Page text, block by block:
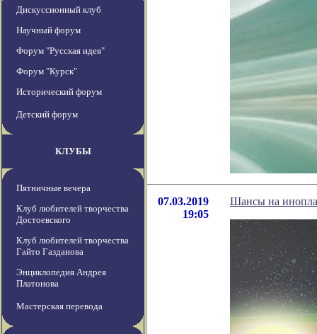
Дискуссионный клуб
Научный форум
Форум "Русская идея"
Форум "Курск"
Исторический форум
Детский форум
КЛУБЫ
Пятничные вечера
Клуб любителей творчества
Достоевского
Клуб любителей творчества
Гайто Газданова
Энциклопедия Андрея
Платонова
Мастерская перевода
07.03.2019
19:05
Шансы на